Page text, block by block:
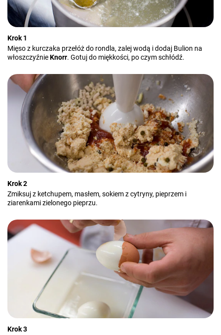
Krok 1
Mięso z kurczaka przełóż do rondla, zalej wodą i dodaj Bulion na
włoszczyźnieKnorr. Gotuj do miękkości, po czym schłódź.
Krok 2
Zmiksuj z ketchupem, masłem, sokiem z cytryny, pieprzem i
ziarenkami zielonego pieprzu.
Krok 3